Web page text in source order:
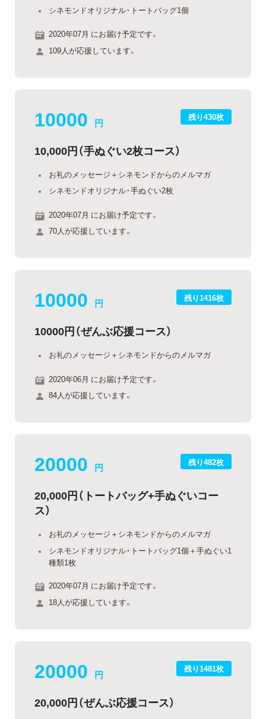
シネモンドオリジナル・トートバッグ1個
2020年07月 にお届け予定です。
109人が応援しています。
残り430枚
10000 円
10,000円（手ぬぐい2枚コース）
お礼のメッセージ＋シネモンドからのメルマガ
シネモンドオリジナル・手ぬぐい2枚
2020年07月 にお届け予定です。
70人が応援しています。
残り1416枚
10000 円
10000円（ぜんぶ応援コース）
お礼のメッセージ＋シネモンドからのメルマガ
2020年06月 にお届け予定です。
84人が応援しています。
残り482枚
20000 円
20,000円（トートバッグ+手ぬぐいコー
ス）
お礼のメッセージ＋シネモンドからのメルマガ
シネモンドオリジナル・トートバッグ1個＋手ぬぐい1
種類1枚
2020年07月 にお届け予定です。
18人が応援しています。
残り1481枚
20000 円
20,000円（ぜんぶ応援コース）